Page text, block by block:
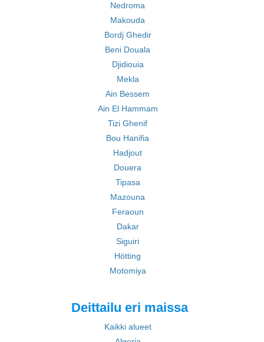
Nedroma
Makouda
Bordj Ghedir
Beni Douala
Djidiouia
Mekla
Ain Bessem
Ain El Hammam
Tizi Ghenif
Bou Hanifia
Hadjout
Douera
Tipasa
Mazouna
Feraoun
Dakar
Siguiri
Hötting
Motomiya
Deittailu eri maissa
Kaikki alueet